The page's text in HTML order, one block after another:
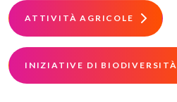
ATTIVITÀ AGRICOLE
INIZIATIVE DI BIODIVERSITÀ